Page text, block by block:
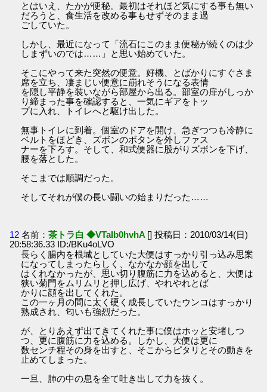
とはいえ、たかが便秘。最初はそれほど気にする事も無い
だろうと、食生活を改める事もせずそのまま過
ごしていた。
しかし、最近になって「流石にこのまま便秘が続くのは少
しまずいのでは……」と思い始めていた。
そこにやって来た突然の便意。好機、とばかりにすぐさま
席を立ち、凄まじい便意に崩れそうになる表情
を隠し平静を装いながら部屋から出る。部室の扉がしっか
り締まった事を確認すると、一気にギアをトッ
プに入れ、トイレへと駆け出した。
無事トイレに到着。個室のドアを開け、急ぎつつも冷静に
ベルトをほどき、ズボンのボタンを外しファス
ナーを下ろす。そして、和式便器に股がりズボンを下げ、
腰を落とした。
そこまでは順調だった。
そしてそれが僕の長い闘いの始まりだった……
12 名前：茶トラ白 ◆VTaIb0hvhA [] 投稿日：2010/03/14(日)
20:58:36.33 ID:/BKu4oLVO
長らく腸内を根城としていた大便はすっかり引っ込み思案
になってしまったらしく、なかなか顔を出して
はくれなかったが、思い切り腹筋に力を込めると、大便は
狭い菊門をムリムリと押し広げ、やれやれとば
かりに顔を出してくれた。
この一ヶ月の間に太く硬く成長していたウンコはすっかり
熟成され、匂いも強烈だった。
が、とりあえず出てきてくれた事に僕はホッと安堵しつ
つ、更に腹筋に力を込める。しかし、大便は更に
数センチ程その身を出すと、そこからピタリとその動きを
止めてしまった。
一旦、肺の中の息を全て吐き出して力を抜く。